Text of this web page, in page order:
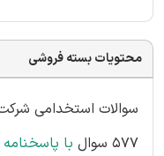
محتویات بسته فروشی
سوالات استخدامی
577 سوال
با